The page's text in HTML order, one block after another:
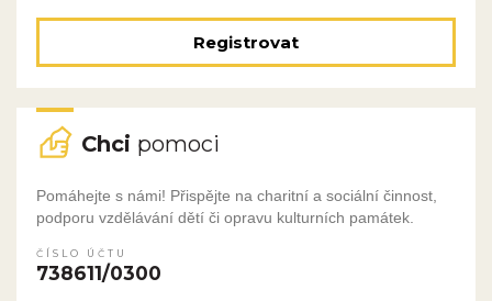
Registrovat
Chci pomoci
Pomáhejte s námi! Přispějte na charitní a sociální činnost,
podporu vzdělávání dětí či opravu kulturních památek.
ČÍSLO ÚČTU
738611/0300